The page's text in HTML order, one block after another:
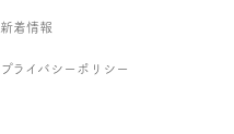
新着情報
プライバシーポリシー